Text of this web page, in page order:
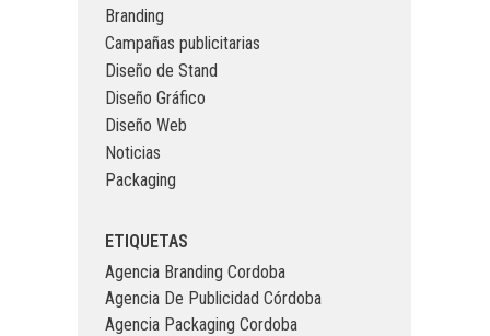
Branding
Campañas publicitarias
Diseño de Stand
Diseño Gráfico
Diseño Web
Noticias
Packaging
ETIQUETAS
Agencia Branding Cordoba
Agencia De Publicidad Córdoba
Agencia Packaging Cordoba